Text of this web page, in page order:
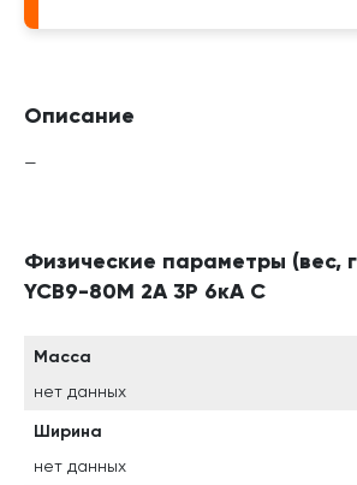
Описание
—
Физические параметры (вес,
YCB9-80M 2A 3P 6кА C
Масса
нет данных
Ширина
нет данных